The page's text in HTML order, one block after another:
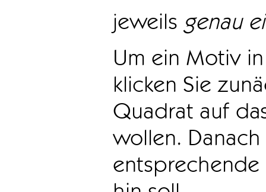
jeweils genau
Um ein Motiv
klicken Sie
Quadrat auf
wollen.